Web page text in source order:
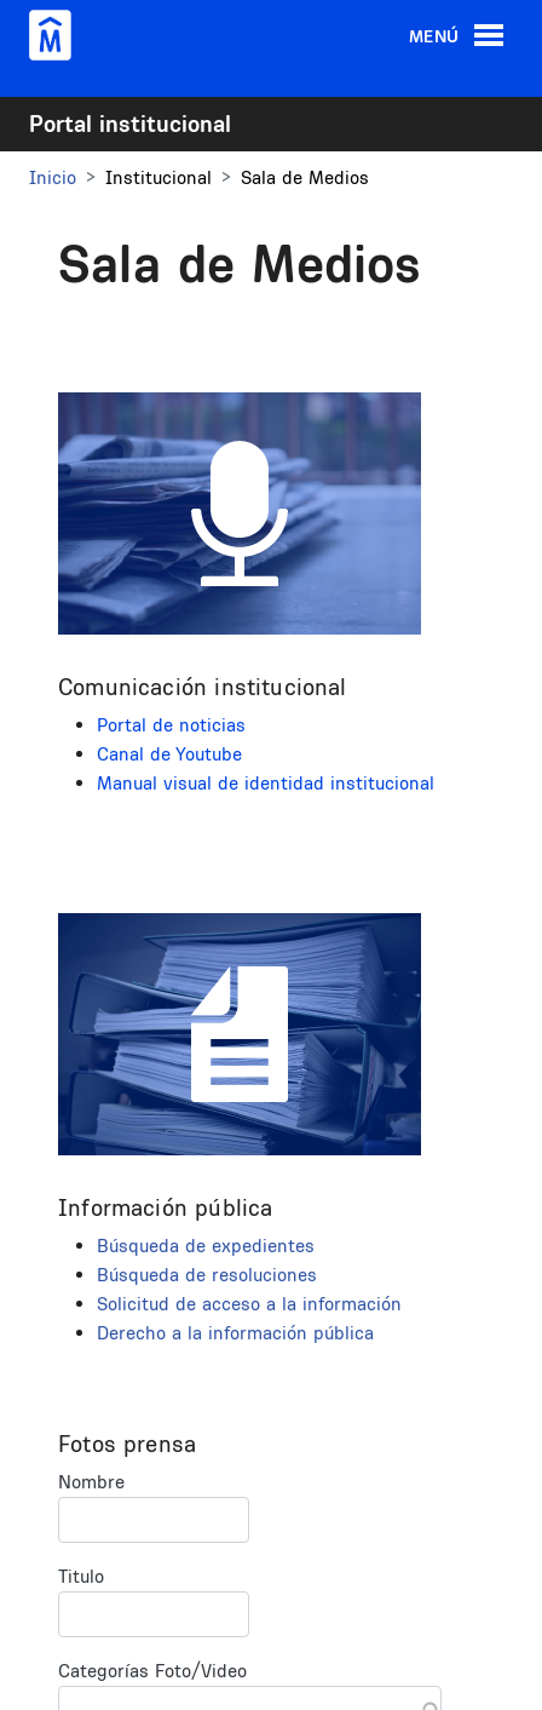
Pasar al contenido principal
MENÚ
Portal institucional
Inicio Institucional Sala de Medios
Sala de Medios
Comunicación institucional
Portal de noticias
Canal de Youtube
Manual visual de identidad institucional
Información pública
Búsqueda de expedientes
Búsqueda de resoluciones
Solicitud de acceso a la información
Derecho a la información pública
Fotos prensa
Nombre
Titulo
Categorías Foto/Video